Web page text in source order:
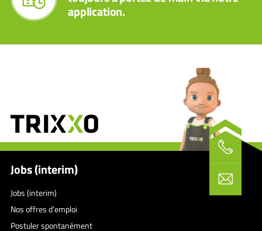
application.
Jobs (interim)
Jobs (interim)
Nos offres d’emploi
Postuler spontanément